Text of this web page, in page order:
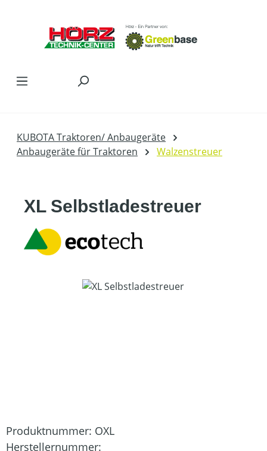
KUBOTA Traktoren/ Anbaugeräte
Anbaugeräte für Traktoren
Walzenstreuer
XL Selbstladestreuer
Bildergalerie überspringen
Produktnummer: OXL
Herstellernummer: